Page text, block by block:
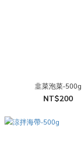
韭菜泡菜-500g
NT$200